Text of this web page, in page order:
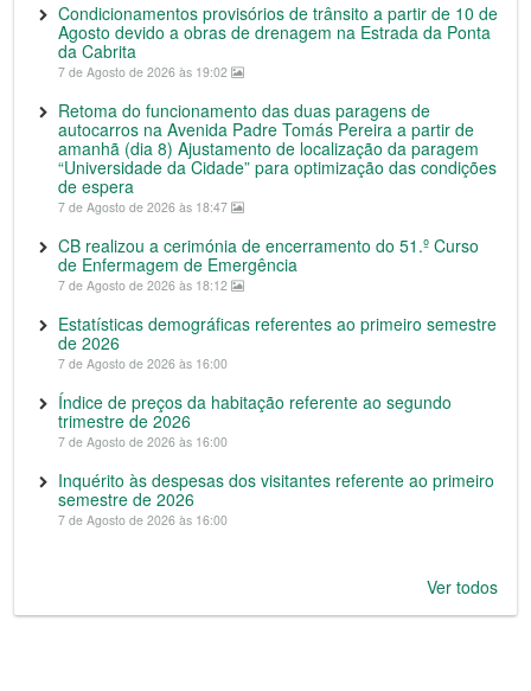
Condicionamentos provisórios de trânsito a partir de 10 de
Agosto devido a obras de drenagem na Estrada da Ponta
da Cabrita
7 de Agosto de 2026 às 19:02
Retoma do funcionamento das duas paragens de
autocarros na Avenida Padre Tomás Pereira a partir de
amanhã (dia 8) Ajustamento de localização da paragem
“Universidade da Cidade” para optimização das condições
de espera
7 de Agosto de 2026 às 18:47
CB realizou a cerimónia de encerramento do 51.º Curso
de Enfermagem de Emergência
7 de Agosto de 2026 às 18:12
Estatísticas demográficas referentes ao primeiro semestre
de 2026
7 de Agosto de 2026 às 16:00
Índice de preços da habitação referente ao segundo
trimestre de 2026
7 de Agosto de 2026 às 16:00
Inquérito às despesas dos visitantes referente ao primeiro
semestre de 2026
7 de Agosto de 2026 às 16:00
Ver todos